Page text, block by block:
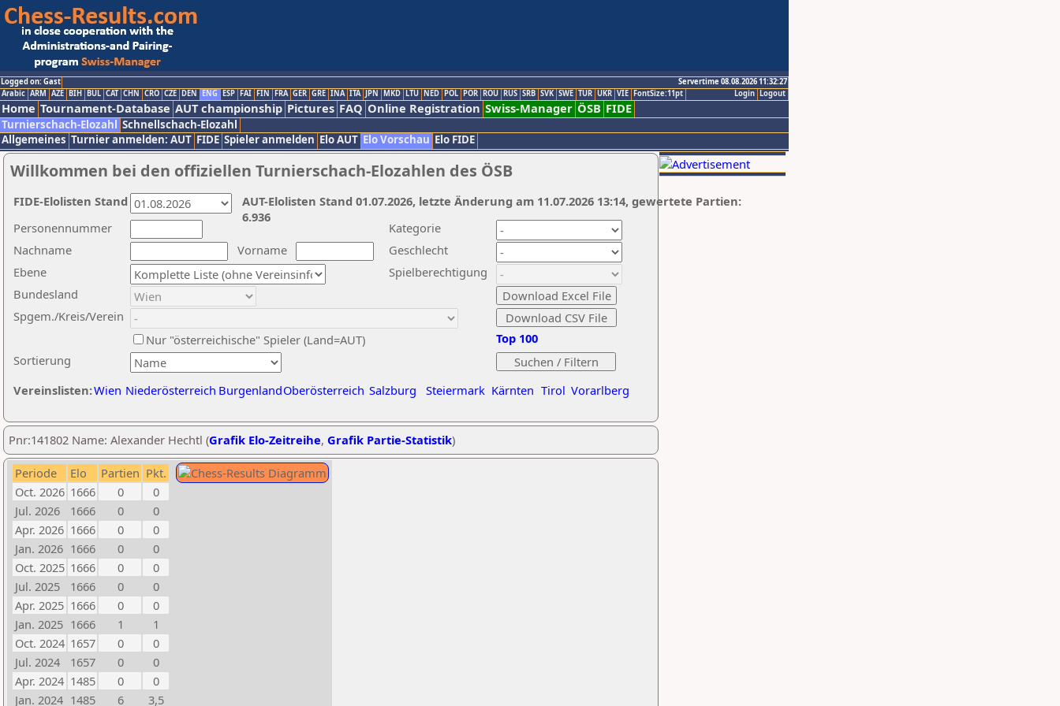
Logged on: Gast
Servertime 08.08.2026 11:32:27
Logout
Login
Arabic ARM AZE BIH BUL CAT CHN CRO CZE DEN ENG ESP FAI FIN FRA GER GRE INA ITA JPN MKD LTU NED POL POR ROU RUS SRB SVK SWE TUR UKR VIE FontSize:11pt
Home Tournament-Database AUT championship Pictures FAQ Online Registration Swiss-Manager ÖSB FIDE
Turnierschach-Elozahl Schnellschach-Elozahl
Allgemeines Turnier anmelden: AUT FIDE Spieler anmelden Elo AUT Elo Vorschau Elo FIDE
Willkommen bei den offiziellen Turnierschach-Elozahlen des ÖSB
Nachname
Vorname
Ebene
Kategorie
Sortierung
Personennummer
Bundesland
Spgem./Kreis/Verein
Geschlecht
Nur "österreichische" Spieler (Land=AUT)
Spielberechtigung
Vereinslisten:Wien Niederösterreich BurgenlandOberösterreich Salzburg Steiermark Kärnten Tirol Vorarlberg
Top 100
AUT-Elolisten Stand 01.07.2026, letzte Änderung am 11.07.2026 13:14, gewertete Partien:
6.936
FIDE-Elolisten Stand
Pnr:141802 Name: Alexander Hechtl (Grafik Elo-Zeitreihe, Grafik Partie-Statistik)
Periode Elo Partien Pkt.
Oct. 2026 1666 0
0
Jul. 2026
1666 0
0
Apr. 2026 1666 0
0
Jan. 2026 1666 0
0
Oct. 2025 1666 0
0
Jul. 2025
1666 0
0
Apr. 2025 1666 0
0
Jan. 2025 1666 1
1
Oct. 2024 1657 0
0
Jul. 2024
1657 0
0
Apr. 2024 1485 0
0
Jan. 2024 1485 6 3,5